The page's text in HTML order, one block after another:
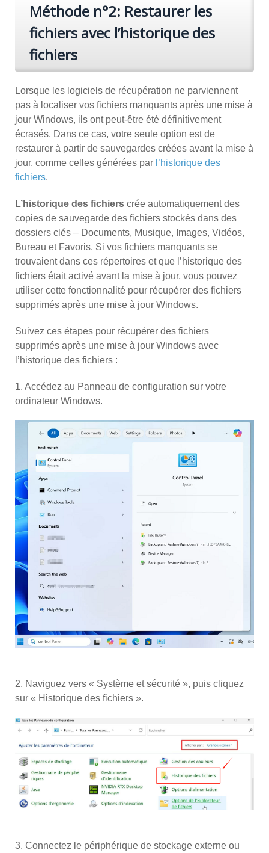
Méthode n°2: Restaurer les
fichiers avec l’historique des
fichiers
Lorsque les logiciels de récupération ne parviennent
pas à localiser vos fichiers manquants après une mise à
jour Windows, ils ont peut-être été définitivement
écrasés. Dans ce cas, votre seule option est de
restaurer à partir de sauvegardes créées avant la mise à
jour, comme celles générées par l’historique des
fichiers.
L’historique des fichiers crée automatiquement des
copies de sauvegarde des fichiers stockés dans des
dossiers clés – Documents, Musique, Images, Vidéos,
Bureau et Favoris. Si vos fichiers manquants se
trouvaient dans ces répertoires et que l’historique des
fichiers était activé avant la mise à jour, vous pouvez
utiliser cette fonctionnalité pour récupérer des fichiers
supprimés après une mise à jour Windows.
Suivez ces étapes pour récupérer des fichiers
supprimés après une mise à jour Windows avec
l’historique des fichiers :
1. Accédez au Panneau de configuration sur votre
ordinateur Windows.
2. Naviguez vers « Système et sécurité », puis cliquez
sur « Historique des fichiers ».
3. Connectez le périphérique de stockage externe ou